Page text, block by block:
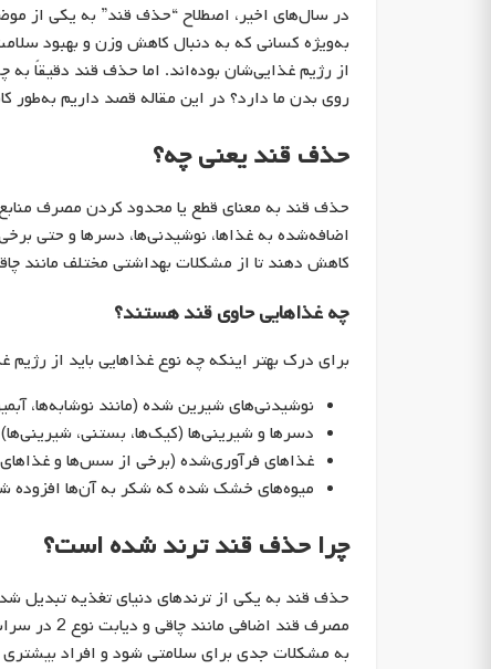
در سال‌های اخیر، اصطلاح “حذف قند” به یکی از
به‌ویژه کسانی که به دنبال کاهش وزن و بهبود
از رژیم غذایی‌شان بوده‌اند. اما حذف قند دقیقاً
روی بدن ما دارد؟ در این مقاله قصد داریم
حذف قند یعنی چه؟
حذف قند به معنای قطع یا محدود کردن مصرف
اضافه‌شده به غذاها، نوشیدنی‌ها، دسرها و حتی
کاهش دهند تا از مشکلات بهداشتی مختلف مانند چاقی، دیابت نوع 2، بیماری‌های قلبی و
چه غذاهایی حاوی قند هستند؟
برای درک بهتر اینکه چه نوع غذاهایی باید از
نوشیدنی‌های شیرین شده (مانند نوشابه‌ها،
دسرها و شیرینی‌ها (کیک‌ها، بستنی، شیرینی‌ها)
غذاهای فرآوری‌شده (برخی از سس‌ها و غذاهای
میوه‌های خشک شده که شکر به آن‌ها افزوده
چرا حذف قند ترند شده است؟
حذف قند به یکی از ترندهای دنیای تغذیه تبدیل
مصرف قند
به مشکلات جدی برای سلامتی شود و افراد